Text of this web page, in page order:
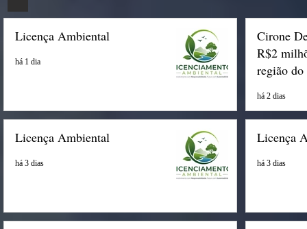
Licença Ambiental
há 1 dia
Cirone
R$2
região do
há 2 dias
Licença Ambiental
há 3 dias
Licença
há 3 dias